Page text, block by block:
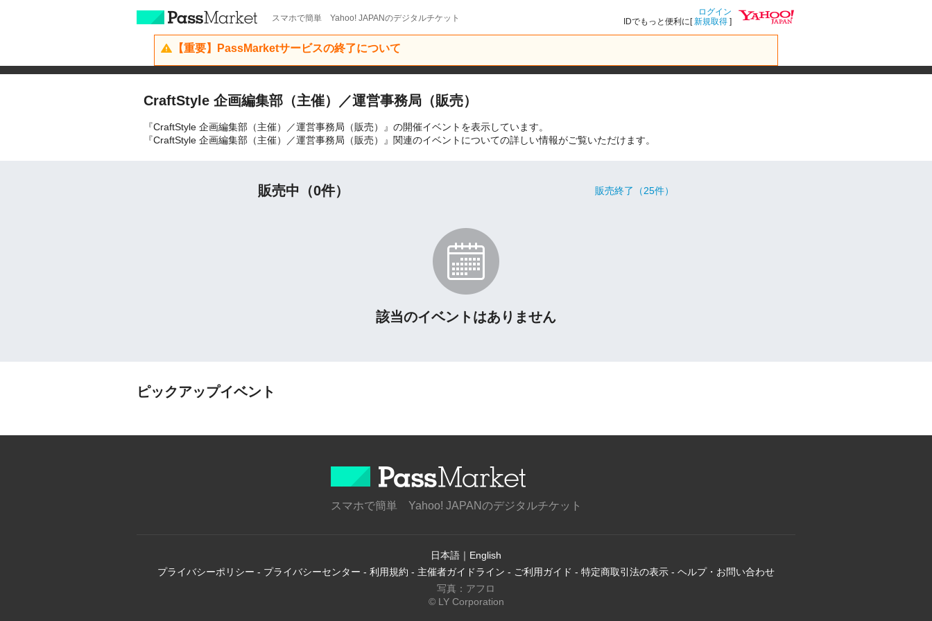
スマホで簡単 Yahoo! JAPANのデジタルチケット
ログイン
IDでもっと便利に[新規取得 ]
【重要】PassMarketサービスの終了について
CraftStyle 企画編集部（主催）／運営事務局（販売）
『CraftStyle 企画編集部（主催）／運営事務局（販売）』の開催イベントを表示しています。
『CraftStyle 企画編集部（主催）／運営事務局（販売）』関連のイベントについての詳しい情報がご覧いただけます。
販売中（0件） 販売終了（25件）
該当のイベントはありません
ピックアップイベント
スマホで簡単 Yahoo! JAPANのデジタルチケット
日本語 ｜ English
プライバシーポリシー - プライバシーセンター - 利用規約 - 主催者ガイドライン - ご利用ガイド - 特定商取引法の表示 - ヘルプ・お問い合わせ
写真：アフロ
© LY Corporation